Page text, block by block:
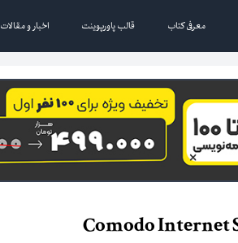
معرفی کتاب قالب پاورپوینت اخبار و مقالات